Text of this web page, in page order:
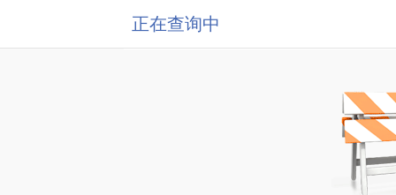
正在查询中